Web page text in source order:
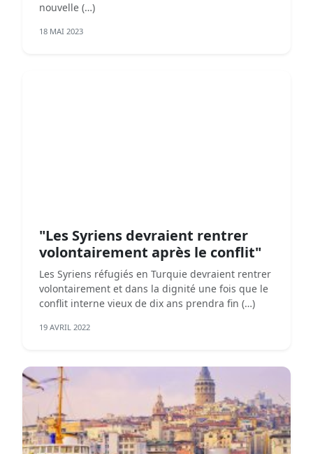
nouvelle (…)
18 MAI 2023
"Les Syriens devraient rentrer
volontairement après le conflit"
Les Syriens réfugiés en Turquie devraient rentrer
volontairement et dans la dignité une fois que le
conflit interne vieux de dix ans prendra fin (…)
19 AVRIL 2022